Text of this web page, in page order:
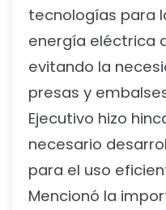
tecnologías para
energía eléctrica
evitando la
presas y
Ejecutivo hizo
necesario
para el uso
Mencionó la